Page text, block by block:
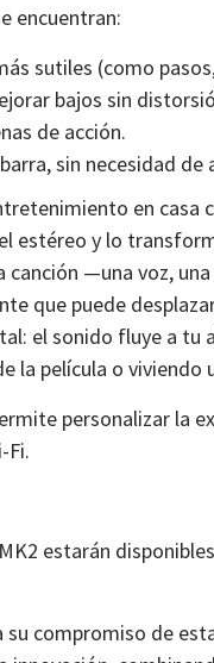
encuentran:
sutiles (como
bajos sin
de acción.
sin necesidad de
en casa
estéreo y lo
—una voz,
que puede
el sonido fluye a tu
la película o viviendo
personalizar la
Fi.
estarán
su compromiso de